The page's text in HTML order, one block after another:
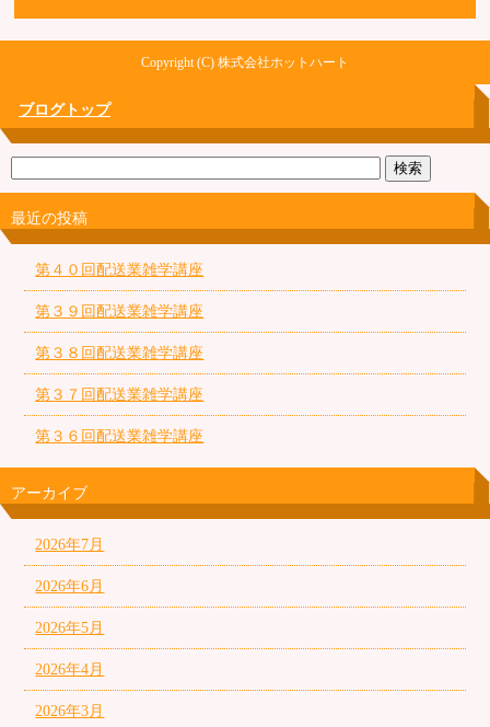
Copyright (C) 株式会社ホットハート
ブログトップ
最近の投稿
第４０回配送業雑学講座
第３９回配送業雑学講座
第３８回配送業雑学講座
第３７回配送業雑学講座
第３６回配送業雑学講座
アーカイブ
2026年7月
2026年6月
2026年5月
2026年4月
2026年3月